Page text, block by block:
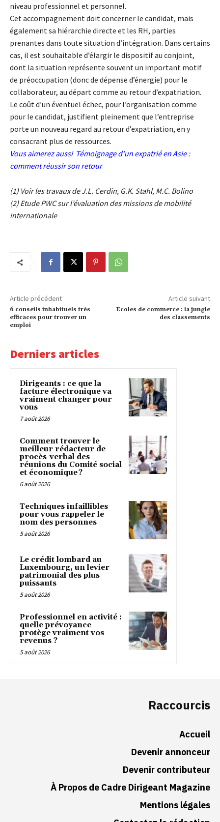
niveau professionnel et personnel.
Cet accompagnement doit concerner le candidat, mais
également sa hiérarchie directe et les RH, parties
prenantes dans toute situation d’intégration. Dans certains
cas, il est souhaitable d’élargir le dispositif au conjoint,
dont la situation représente souvent un important motif
de préoccupation (donc de dépense d’énergie) pour le
collaborateur, au départ comme au retour d’expatriation.
Le coût d’un éventuel échec, pour l’organisation comme
pour le candidat, justifient pleinement que l’entreprise
porte un nouveau regard au retour d’expatriation, en y
consacrant plus de ressources.
Vous aimerez aussi Témoignage d’un expatrié en Asie :
comment réussir son retour
(1) Voir les travaux de J.L. Cerdin, G.K. Stahl, M.C. Bolino
(2) Etude PWC sur l’évaluation des missions de mobilité
internationale
Article précédent
6 conseils inhabituels très
efficaces pour trouver un
emploi
Article suivant
Ecoles de commerce : la jungle
des classements
Derniers articles
Dirigeants : ce que la
facture électronique va
vraiment changer pour
vous
7 août 2026
Comment trouver le
meilleur rédacteur de
procès-verbal des
réunions du Comité social
et économique ?
6 août 2026
Techniques infaillibles
pour vous rappeler le
nom des personnes
5 août 2026
Le crédit lombard au
Luxembourg, un levier
patrimonial des plus
puissants
5 août 2026
Professionnel en activité :
quelle prévoyance
protège vraiment vos
revenus ?
5 août 2026
Raccourcis
Accueil
Devenir annonceur
Devenir contributeur
À Propos de Cadre Dirigeant Magazine
Mentions légales